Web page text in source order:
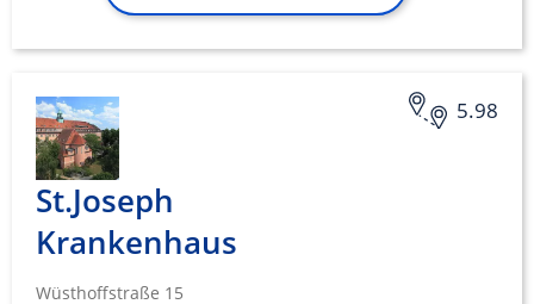
5.98
St.Joseph
Krankenhaus
Wüsthoffstraße 15